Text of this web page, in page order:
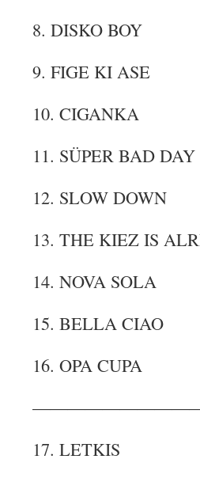
8. DISKO BOY
9. FIGE KI ASE
10. CIGANKA
11. SÜPER BAD DAY
12. SLOW DOWN
13. THE KIEZ IS
14. NOVA SOLA
15. BELLA CIAO
16. OPA CUPA
17. LETKIS